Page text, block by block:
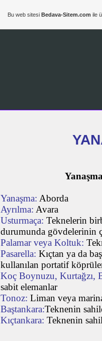
Yanaşma: Aborda
Ayrılma: Avara
Usturmaça: Teknelerin
durumunda gövdelerinin
Palamar veya Koltuk:
Pasarella: Kıçtan ya da
kullanılan portatif
Koç Boynuzu, Kurtağzı,
sabit elemanlar
Tonoz: Liman veya
Baştankara:Teknenin
Kıçtankara: Teknenin
Bu web sitesi Bedava-Sitem.com ile